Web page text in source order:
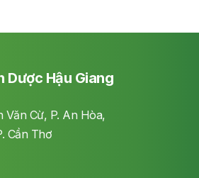
Dược Hậu Giang
Văn Cừ, P. An Hòa,
Cần Thơ